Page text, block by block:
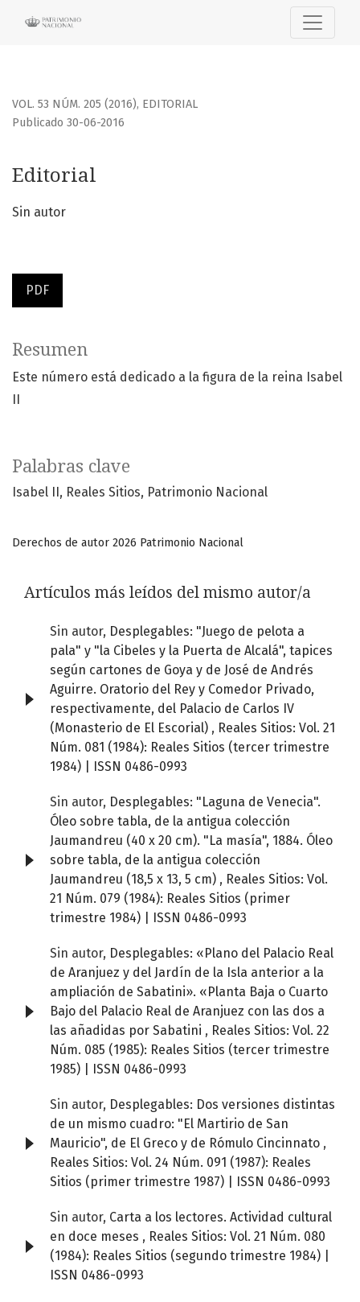
VOL. 53 NÚM. 205 (2016), EDITORIAL
Editorial
Publicado 30-06-2016
Sin autor
PDF
Palabras clave
Isabel II Reales Sitios Patrimonio Nacional
Resumen
Este número está dedicado a la figura de la reina Isabel
Derechos de autor 2026 Patrimonio Nacional
Artículos más leídos del mismo autor/a
Sin autor, Desplegables: "Juego de pelota a
pala" y "la Cibeles y la Puerta de Alcalá", tapices
según cartones de Goya y de José de Andrés
Aguirre. Oratorio del Rey y Comedor Privado,
respectivamente, del Palacio de Carlos IV
(Monasterio de El Escorial) , Reales Sitios: Vol. 21
Núm. 081 (1984): Reales Sitios (tercer trimestre
1984) | ISSN 0486-0993
Sin autor, Desplegables: "Laguna de Venecia".
Óleo sobre tabla, de la antigua colección
Jaumandreu (40 x 20 cm). "La masía", 1884. Óleo
sobre tabla, de la antigua colección
Jaumandreu (18,5 x 13, 5 cm) , Reales Sitios: Vol.
21 Núm. 079 (1984): Reales Sitios (primer
trimestre 1984) | ISSN 0486-0993
Sin autor, Desplegables: «Plano del Palacio Real
de Aranjuez y del Jardín de la Isla anterior a la
ampliación de Sabatini». «Planta Baja o Cuarto
Bajo del Palacio Real de Aranjuez con las dos a
las añadidas por Sabatini , Reales Sitios: Vol. 22
Núm. 085 (1985): Reales Sitios (tercer trimestre
1985) | ISSN 0486-0993
Sin autor, Desplegables: Dos versiones distintas
de un mismo cuadro: "El Martirio de San
Mauricio", de El Greco y de Rómulo Cincinnato ,
Reales Sitios: Vol. 24 Núm. 091 (1987): Reales
Sitios (primer trimestre 1987) | ISSN 0486-0993
Sin autor, Carta a los lectores. Actividad cultural
en doce meses , Reales Sitios: Vol. 21 Núm. 080
(1984): Reales Sitios (segundo trimestre 1984) |
ISSN 0486-0993